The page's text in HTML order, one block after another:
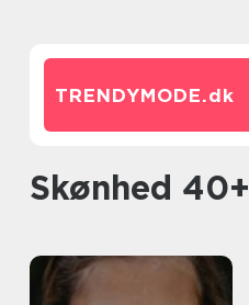
TRENDYMODE.dk
Skønhed 40+